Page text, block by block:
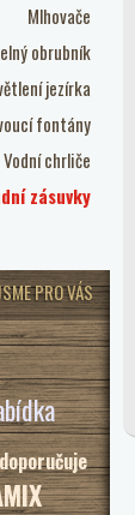
Mlhovače
obrubník
jezírka
fontány
Vodní chrliče
zásuvky
PRO VÁS